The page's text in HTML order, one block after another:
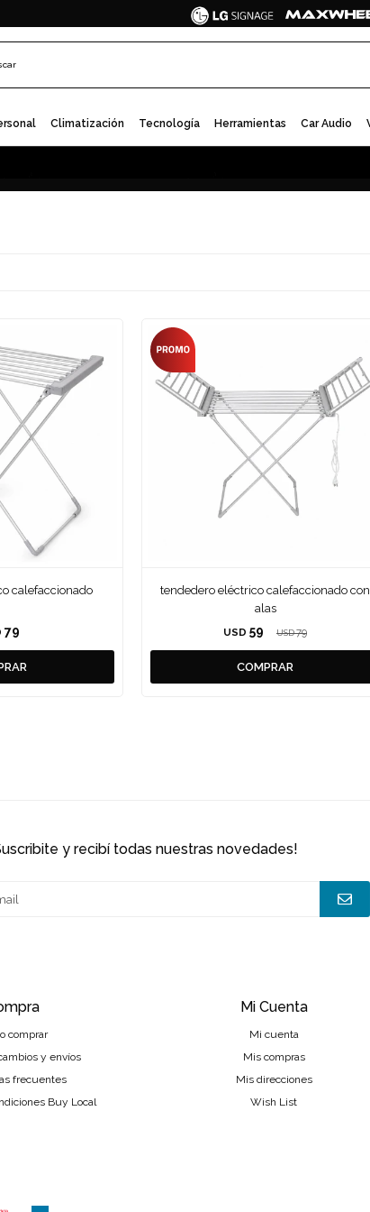
Climatización Tecnología Herramientas Car Audio
calefaccionado
79
tendedero eléctrico calefaccionado con
alas
USD 59 USD 79
comprar
y envíos
frecuentes
Buy Local
Mi Cuenta
Mi cuenta
Mis compras
Mis direcciones
Wish List
¡suscribite y recibí todas nuestras novedades!